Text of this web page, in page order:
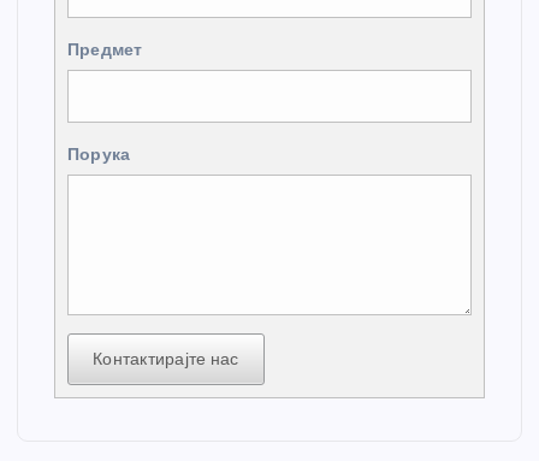
Предмет
Порука
Контактирајте нас